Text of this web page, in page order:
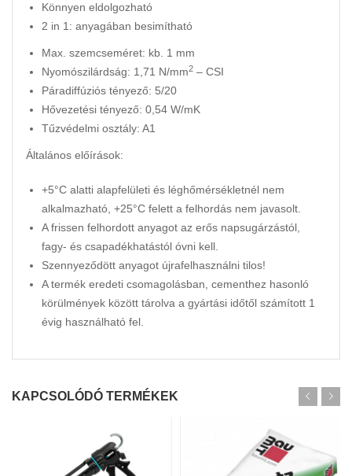
Könnyen eldolgozható
2 in 1: anyagában besimítható
Max. szemcseméret: kb. 1 mm
Nyomószilárdság: 1,71 N/mm2 – CSI
Páradiffúziós tényező: 5/20
Hővezetési tényező: 0,54 W/mK
Tűzvédelmi osztály: A1
Általános előírások:
+5°C alatti alapfelületi és léghőmérsékletnél nem
alkalmazható, +25°C felett a felhordás nem javasolt.
A frissen felhordott anyagot az erős napsugárzástól,
fagy- és csapadékhatástól óvni kell.
Szennyeződött anyagot újrafelhasználni tilos!
A termék eredeti csomagolásban, cementhez hasonló
körülmények között tárolva a gyártási időtől számított 1
évig használható fel.
KAPCSOLÓDÓ TERMÉKEK